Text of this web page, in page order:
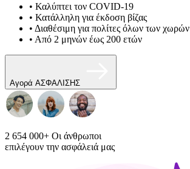
• Καλύπτει τον COVID-19
• Κατάλληλη για έκδοση βίζας
• Διαθέσιμη για πολίτες όλων των χωρών
• Από 2 μηνών έως 200 ετών
Αγορά ΑΣΦΑΛΙΣΗΣ
2 654 000+ Οι άνθρωποι
επιλέγουν την ασφάλειά μας